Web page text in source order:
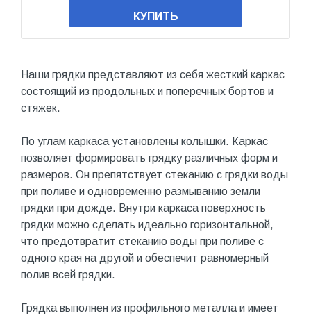
КУПИТЬ
Наши грядки представляют из себя жесткий каркас
состоящий из продольных и поперечных бортов и
стяжек.
По углам каркаса установлены колышки. Каркас
позволяет формировать грядку различных форм и
размеров. Он препятствует стеканию с грядки воды
при поливе и одновременно размыванию земли
грядки при дожде. Внутри каркаса поверхность
грядки можно сделать идеально горизонтальной,
что предотвратит стеканию воды при поливе с
одного края на другой и обеспечит равномерный
полив всей грядки.
Грядка выполнен из профильного металла и имеет